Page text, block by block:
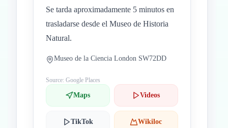
Se tarda aproximadamente 5 minutos en
trasladarse desde el Museo de Historia
Natural.
Museo de la Ciencia London SW72DD
Source: Google Places
Maps Videos
TikTok Wikiloc